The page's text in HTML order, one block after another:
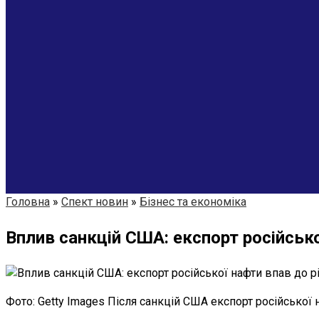
Головна » Спект новин » Бізнес та економіка
Вплив санкцій США: експорт
Фото: Getty Images Після санкцій США експорт